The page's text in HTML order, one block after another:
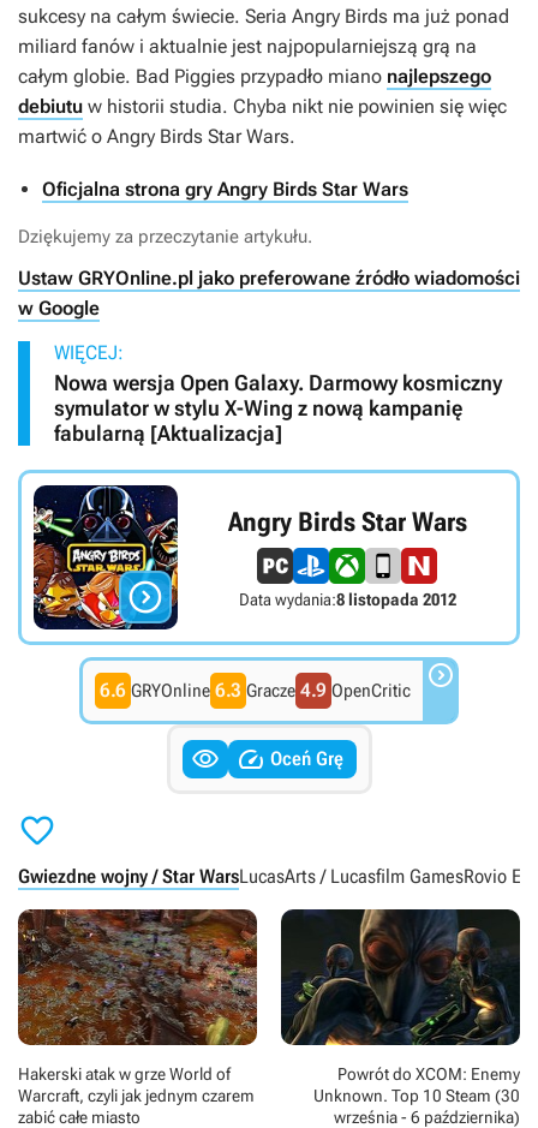
sukcesy na całym świecie. Seria Angry Birds ma już ponad
miliard fanów i aktualnie jest najpopularniejszą grą na
całym globie. Bad Piggies przypadło miano najlepszego
debiutu w historii studia. Chyba nikt nie powinien się więc
martwić o Angry Birds Star Wars.
Oficjalna strona gry Angry Birds Star Wars
Dziękujemy za przeczytanie artykułu.
Ustaw GRYOnline.pl jako preferowane źródło wiadomości
w Google
WIĘCEJ:
Nowa wersja Open Galaxy. Darmowy kosmiczny
symulator w stylu X-Wing z nową kampanię
fabularną [Aktualizacja]

Angry Birds Star Wars
Data wydania:8 listopada 2012
6.6 GRYOnline 6.3 Gracze 4.9 OpenCritic 
  Oceń Grę

Gwiezdne wojny / Star WarsLucasArts / Lucasfilm GamesRovio
Hakerski atak w grze World of
Warcraft, czyli jak jednym czarem
zabić całe miasto
Powrót do XCOM: Enemy
Unknown. Top 10 Steam (30
września - 6 października)